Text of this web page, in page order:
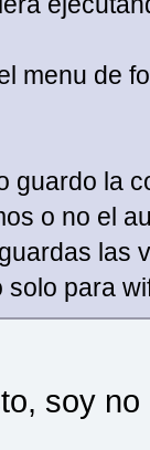
menu de
guardo la
o no el
las
solo para
soy